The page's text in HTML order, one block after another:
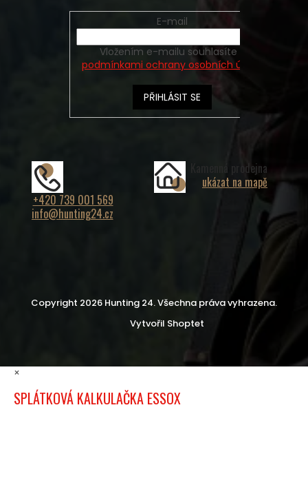
E-mail
podmínkami ochrany osobních údajů
PŘIHLÁSIT SE
+420 739 001 569
info@hunting24.cz
Kamenná prodejna
ukázat na mapě
Vytvořil Shoptet
Copyright 2026 Hunting 24. Všechna práva vyhrazena.
×
SPLÁTKOVÁ KALKULAČKA ESSOX